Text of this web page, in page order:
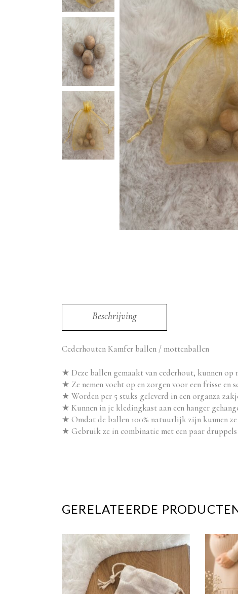
Beschrijving
Cederhouten Kamfer ballen / mottenballen
★ Deze ballen gemaakt van cederhout, kunnen
★ Ze nemen vocht op en zorgen voor een frisse en
★ Worden per 5 stuks geleverd in een organza
★ Kunnen in je kledingkast aan een hanger
★ Omdat de ballen 100% natuurlijk zijn kunnen
★ Gebruik ze in combinatie met een paar
GERELATEERDE